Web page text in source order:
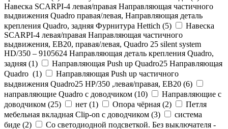
Навеска SCARPI-4 левая/правая Направляющая частичного
выдвижения Quadro правая/левая, Направляющая деталь
крепления Quadro, задняя Фурнитура Hettich (5)
Навеска
SCARPI-4 левая/правая Направляющая частичного
выдвижения, ЕВ20, правая/левая, Quadro 25 silent system
HD/350 – 9105624 Направляющая деталь крепления Quadro,
задняя (1)
Направляющая Push up Quadro25 Направляющая
Quadro (1)
Направляющая Push up частичного
выдвижения Quadro25 НР/350 ,левая/правая, ЕВ20 (6)
направляющие Quadro с доводчиком (10)
Направляющие с
доводчиком (25) нет (1) Опора чёрная (2)
Петля
мебельная вкладная Clip-on с доводчиком (3)
система
биде (2)
Со светодиодной подсветкой. Без выключателя -